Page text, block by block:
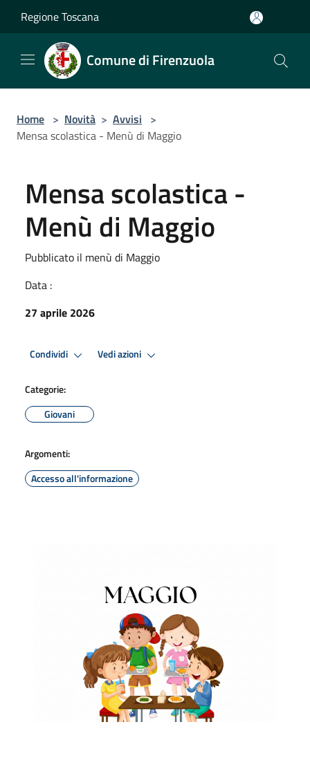
Regione Toscana
Comune di Firenzuola
Home > Novità > Avvisi >
Mensa scolastica - Menù di Maggio
Mensa scolastica -
Menù di Maggio
Pubblicato il menù di Maggio
Data :
27 aprile 2026
Condividi Vedi azioni
Categorie:
Giovani
Argomenti:
Accesso all'informazione